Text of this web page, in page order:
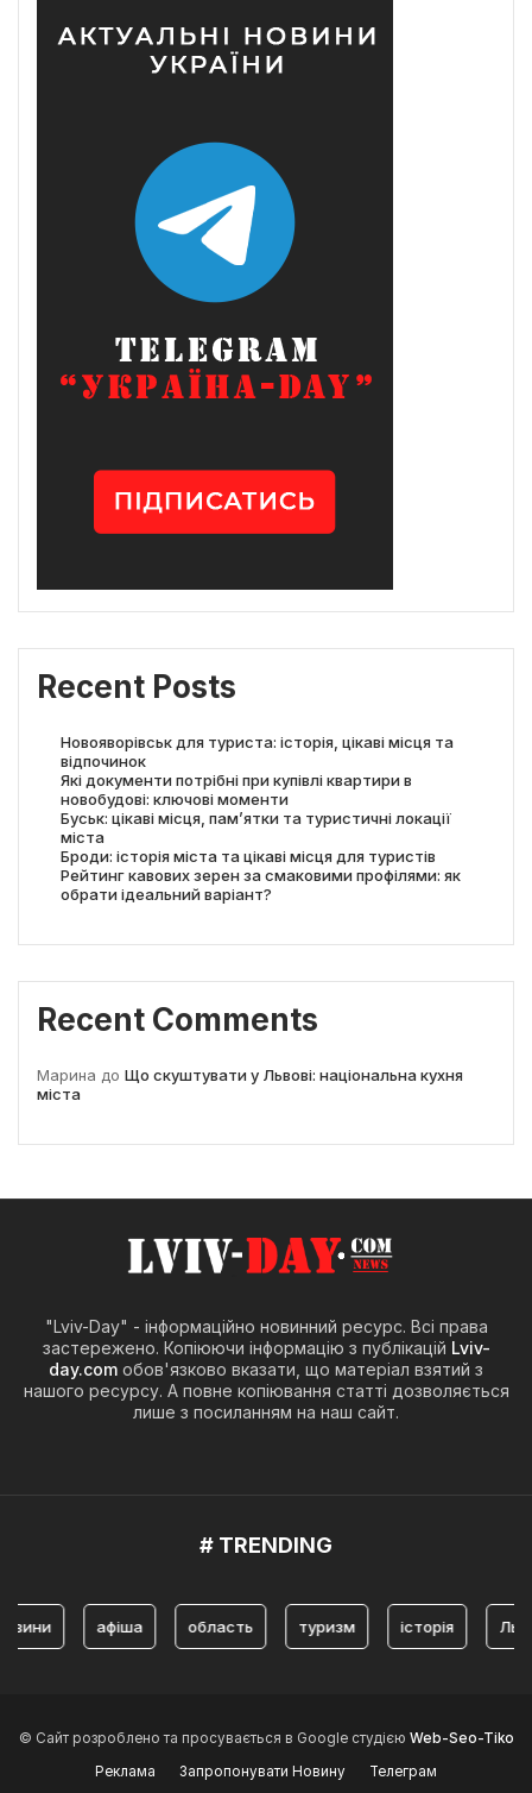
Recent Posts
Новояворівськ для туриста: історія, цікаві місця та
відпочинок
Які документи потрібні при купівлі квартири в
новобудові: ключові моменти
Буськ: цікаві місця, пам’ятки та туристичні локації
міста
Броди: історія міста та цікаві місця для туристів
Рейтинг кавових зерен за смаковими профілями: як
обрати ідеальний варіант?
Recent Comments
Марина до Що скуштувати у Львові: національна кухня
міста
"Lviv-Day" - інформаційно новинний ресурс. Всі права
застережено. Копіюючи інформацію з публікацій Lviv-
day.com обов'язково вказати, що матеріал взятий з
нашого ресурсу. А повне копіювання статті дозволяється
лише з посиланням на наш сайт.
# TRENDING
афіша область туризм історія Львів
© Сайт розроблено та просувається в Google студією Web-Seo-Tiko
Реклама
Запропонувати Новину Телеграм